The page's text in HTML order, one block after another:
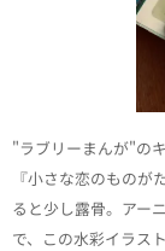
"ラブリーまんが"の
『小さな恋のもの
ると少し露骨。アー
で、この水彩イラス